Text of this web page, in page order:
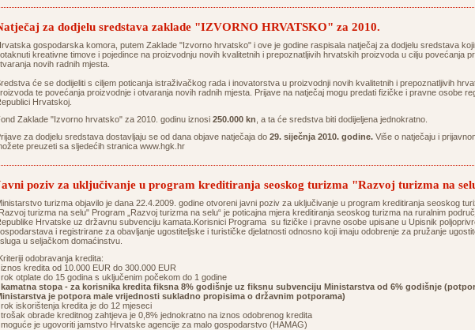
za dodjelu sredstava zaklade "IZVORNO HRVATSKO" za 2010.
gospodarska komora, putem Zaklade "Izvorno hrvatsko" i ove je godine raspisala natječaj za dodjelu sredstava
kreativne timove i pojedince na proizvodnju novih kvalitetnih i prepoznatljivih hrvatskih proizvoda u cilju povećanja
novih radnih mjesta.
će se dodijeliti s ciljem poticanja istraživačkog rada i inovatorstva u proizvodnji novih kvalitetnih i prepoznatljivih
te povećanja proizvodnje i otvaranja novih radnih mjesta. Prijave na natječaj mogu predati fizičke i pravne osobe
Hrvatskoj.
Zaklade "Izvorno hrvatsko" za 2010. godinu iznosi 250.000 kn , a ta će sredstva biti dodijeljena jednokratno.
za dodjelu sredstava dostavljaju se od dana objave natječaja do 29. siječnja 2010. godine. Više o natječaju i
preuzeti sa sljedećih stranica www.hgk.hr
poziv za uključivanje u program kreditiranja seoskog turizma "Razvoj turizma na
turizma objavilo je dana 22.4.2009. godine otvoreni javni poziv za uključivanje u program kreditiranja seoskog
turizma na selu" Program „Razvoj turizma na selu“ je poticajna mjera kreditiranja seoskog turizma na ruralnim
Hrvatske uz državnu subvenciju kamata.Korisnici Programa su fizičke i pravne osobe upisane u Upisnik
i registrirane za obavljanje ugostiteljske i turističke djelatnosti odnosno koji imaju odobrenje za pružanje
u seljačkom domaćinstvu.
odobravanja kredita:
iznos kredita od 10.000 EUR do 300.000 EUR
rok otplate do 15 godina s uključenim počekom do 1 godine
kamatna stopa - za korisnika kredita fiksna 8% godišnje uz fiksnu subvenciju Ministarstva od 6% godišnje
je potpora male vrijednosti sukladno propisima o državnim potporama)
rok iskorištenja kredita je do 12 mjeseci
trošak obrade kreditnog zahtjeva je 0,8% jednokratno na iznos odobrenog kredita
moguće je ugovoriti jamstvo Hrvatske agencije za malo gospodarstvo (HAMAG)